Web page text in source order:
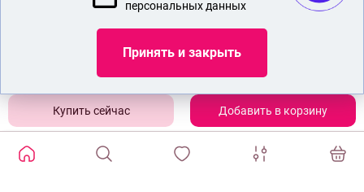
Добавить в корзину
ЭРОТИЧЕСКОЕ БЕЛЬЕ
Показать еще
персональных данных
Принять и закрыть